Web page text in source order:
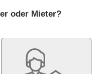
oder Mieter?